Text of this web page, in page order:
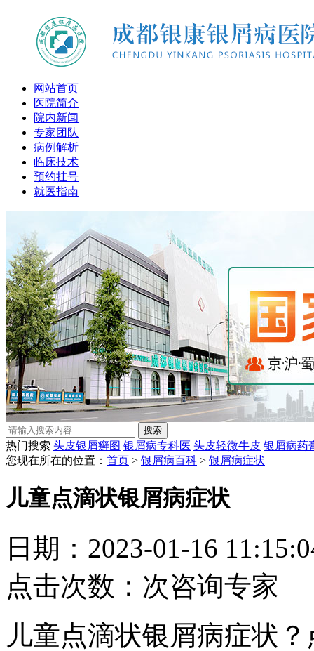
网站首页
医院简介
院内新闻
专家团队
病例解析
临床技术
预约挂号
就医指南
热门搜索 头皮银屑癣图 银屑病专科医 头皮轻微牛皮 银屑病药
您现在所在的位置： 首页 > 银屑病百科 > 银屑病症状
儿童点滴状银屑病症状
日期：2023-01-16
点击次数： 次咨询专家
儿童点滴状银屑病症状